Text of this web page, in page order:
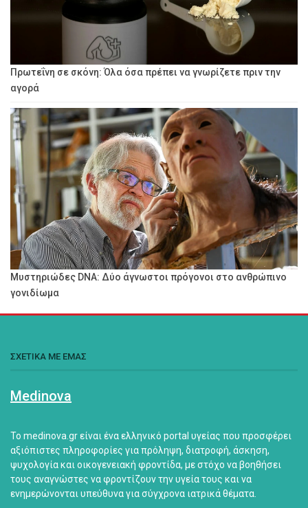
Πρωτεΐνη σε σκόνη: Όλα όσα πρέπει να γνωρίζετε πριν την
αγορά
Μυστηριώδες DNA: Δύο άγνωστοι πρόγονοι στο ανθρώπινο
γονιδίωμα
ΣΧΕΤΙΚΑ ΜΕ ΕΜΑΣ
Medinova
Το medinova.gr είναι ένα ελληνικό portal υγείας που προσφέρει
αξιόπιστες πληροφορίες για πρόληψη, διατροφή, άσκηση,
ψυχολογία και οικογενειακή φροντίδα, με στόχο να βοηθήσει
τους αναγνώστες να φροντίζουν την υγεία τους και να
ενημερώνονται υπεύθυνα για σύγχρονα ιατρικά θέματα.